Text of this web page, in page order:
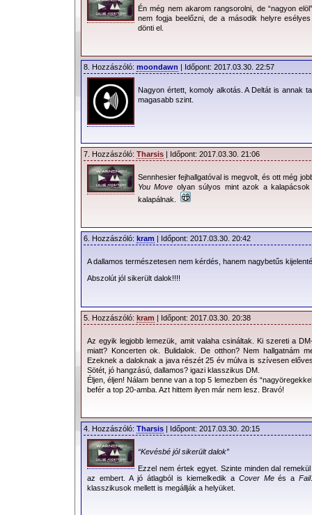
Én még nem akarom rangsorolni, de “nagyon
nem fogja beelőzni, de a második helyre
dönti el.
8. Hozzászóló: moondawn | Időpont: 2017.03.30. 22:57
Nagyon értett, komoly alkotás. A Deltát is annak
magasabb szint.
7. Hozzászóló: Tharsis | Időpont: 2017.03.30. 21:06
Sennhesier fejhallgatóval is megvolt, és ott még
You Move olyan súlyos mint azok a
kalapálnak.
6. Hozzászóló: kram | Időpont: 2017.03.30. 20:42
A dallamos természetesen nem kérdés, hanem nagybetűs
Abszolút jól sikerült dalok!!!!
5. Hozzászóló: kram | Időpont: 2017.03.30. 20:38
Az egyik legjobb lemezük, amit valaha csináltak. Ki szereti a
miatt? Koncerten ok. Bulidalok. De otthon? Nem hallgatnám
Ezeknek a daloknak a java részét 25 év múlva is szívesen
Sötét, jó hangzású, dallamos? igazi klasszikus DM.
Éljen, éljen! Nálam benne van a top 5 lemezben és
befér a top 20-amba. Azt hittem ilyen már nem lesz. Bravó!
4. Hozzászóló: Tharsis | Időpont: 2017.03.30. 20:15
“Kevésbé jól sikerült dalok”
Ezzel nem értek egyet. Szinte minden dal
az embert. A jó átlagból is kiemelkedik a Cover Meés aFail
klasszikusok mellett is megállják a helyüket.